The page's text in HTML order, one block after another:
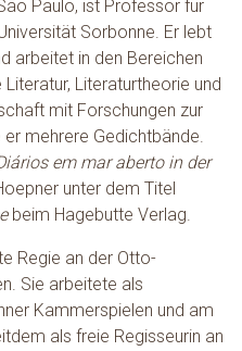
Paulo, ist Professor für
Sorbonne. Er lebt
arbeitet in den Bereichen
Literaturtheorie und
mit Forschungen zur
mehrere Gedichtbände.
em mar aberto in der
unter dem Titel
beim Hagebutte Verlag.
Regie an der Otto-
Sie arbeitete als
Kammerspielen und am
als freie Regisseurin an